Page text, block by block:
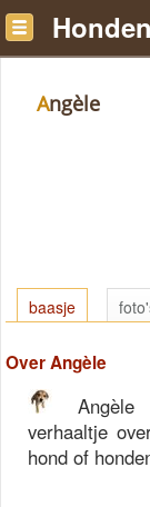
Angèle
baasje
Over Angèle
verhaaltje
hond of